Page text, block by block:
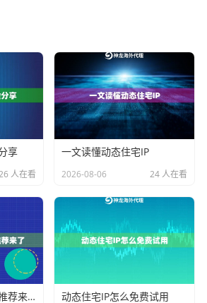
频率控制
仔细阅读目标网站的robots.txt文件
款允许爬取，也应设置合理的请求
隔数秒），避免对服务器造成负
态IP的轮换特性，可以将请求分散
一IP持续猛攻要合规且有效得多。对
这类支持高并发的资源，更应通过
IP的请求速率。
的代理类型
对IP的需求不同。选择错误的代理
甚至增加违规风险。
合规性优势
享
人在看
一文读懂动态住宅IP
2026-08-06 24 人在看
动态住宅IP怎么选，推荐来了 动态住宅IP怎么免费试用